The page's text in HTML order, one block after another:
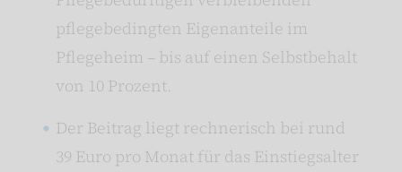
pflegebedingten Eigenanteile im
Pflegeheim – bis auf einen Selbstbehalt
von 10 Prozent.
Der Beitrag liegt rechnerisch bei rund
39 Euro pro Monat für das Einstiegsalter